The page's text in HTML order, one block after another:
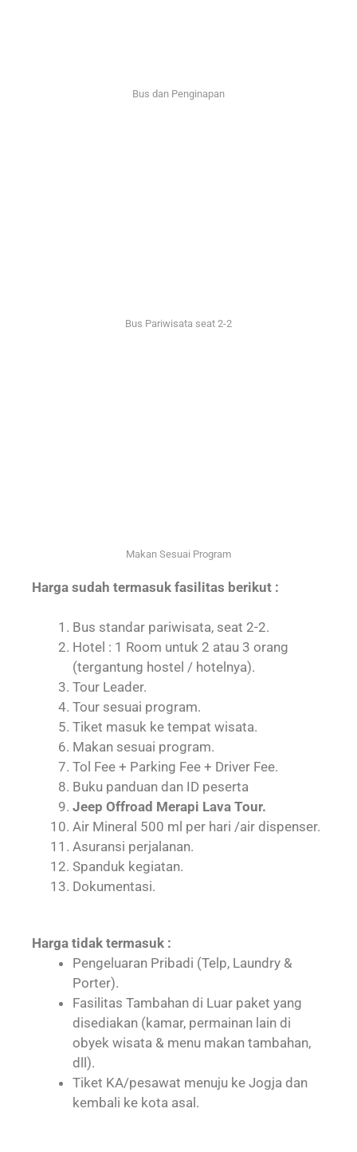
Bus dan Penginapan
Bus Pariwisata seat 2-2
Makan Sesuai Program
Harga sudah termasuk fasilitas berikut :
Bus standar pariwisata, seat 2-2.
Hotel : 1 Room untuk 2 atau 3 orang
(tergantung hostel / hotelnya).
Tour Leader.
Tour sesuai program.
Tiket masuk ke tempat wisata.
Makan sesuai program.
Tol Fee + Parking Fee + Driver Fee.
Buku panduan dan ID peserta
Jeep Offroad Merapi Lava Tour.
Air Mineral 500 ml per hari /air dispenser.
Asuransi perjalanan.
Spanduk kegiatan.
Dokumentasi.
Harga tidak termasuk :
Pengeluaran Pribadi (Telp, Laundry &
Porter).
Fasilitas Tambahan di Luar paket yang
disediakan (kamar, permainan lain di
obyek wisata & menu makan tambahan,
dll).
Tiket KA/pesawat menuju ke Jogja dan
kembali ke kota asal.